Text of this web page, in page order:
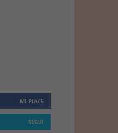
MI PIACE
SEGUI